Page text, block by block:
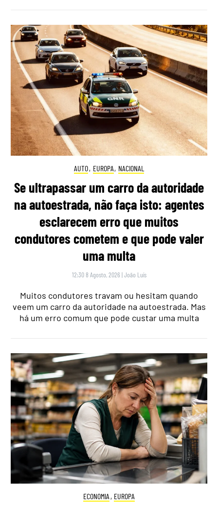
AUTO, EUROPA, NACIONAL
Se ultrapassar um carro da autoridade
na autoestrada, não faça isto: agentes
esclarecem erro que muitos
condutores cometem e que pode valer
uma multa
12:30 8 Agosto, 2026 |João Luís
Muitos condutores travam ou hesitam quando
veem um carro da autoridade na autoestrada. Mas
há um erro comum que pode custar uma multa
ECONOMIA , EUROPA